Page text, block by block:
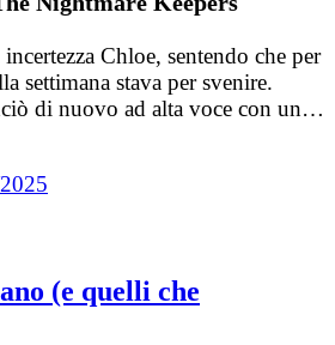
Chloe, sentendo che per
settimana stava per svenire.
di nuovo ad alta voce con un…
(e quelli che